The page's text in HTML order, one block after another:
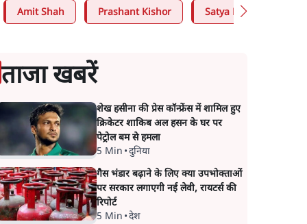
Amit Shah Prashant Kishor Satya Hindi
ताजा खबरें
शेख हसीना की प्रेस कॉन्फ्रेंस में शामिल हुए
क्रिकेटर शाकिब अल हसन के घर पर
पेट्रोल बम से हमला
5 Min •दुनिया
गैस भंडार बढ़ाने के लिए क्या उपभोक्ताओं
पर सरकार लगाएगी नई लेवी, रायटर्स की
रिपोर्ट
5 Min •देश